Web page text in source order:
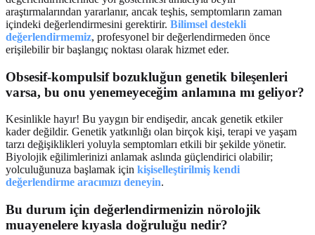
araştırmalarından yararlanır, ancak teşhis, semptomların zaman
içindeki değerlendirmesini gerektirir. Bilimsel destekli
değerlendirmemiz, profesyonel bir değerlendirmeden önce
erişilebilir bir başlangıç noktası olarak hizmet eder.
Obsesif-kompulsif bozukluğun genetik bileşenleri
varsa, bu onu yenemeyeceğim anlamına mı geliyor?
Kesinlikle hayır! Bu yaygın bir endişedir, ancak genetik etkiler
kader değildir. Genetik yatkınlığı olan birçok kişi, terapi ve yaşam
tarzı değişiklikleri yoluyla semptomları etkili bir şekilde yönetir.
Biyolojik eğilimlerinizi anlamak aslında güçlendirici olabilir;
yolculuğunuza başlamak için kişiselleştirilmiş kendi
değerlendirme aracımızı deneyin.
Bu durum için değerlendirmenizin nörolojik
muayenelere kıyasla doğruluğu nedir?